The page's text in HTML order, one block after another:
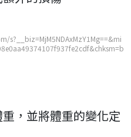
s?__biz=MjM5NDAxMzY1Mg==&mi
，並將體重的變化定